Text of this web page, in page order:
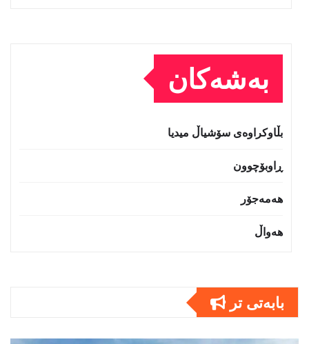
بەشەکان
بڵاوکراوەی سۆشیاڵ میدیا
ڕاوبۆچوون
هەمەجۆر
هەواڵ
بابەتى تر